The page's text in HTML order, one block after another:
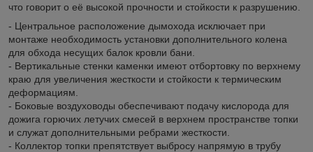
что говорит о её высокой прочности и стойкости к разрушению.
- Центральное расположение дымохода исключает при
монтаже необходимость установки дополнительного колена
для обхода несущих балок кровли бани.
- Вертикальные стенки каменки имеют отбортовку по верхнему
краю для увеличения жесткости и стойкости к термическим
деформациям.
- Боковые воздуховоды обеспечивают подачу кислорода для
дожига горючих летучих смесей в верхнем пространстве топки
и служат дополнительными ребрами жесткости.
- Коллектор топки препятствует выбросу напрямую в трубу